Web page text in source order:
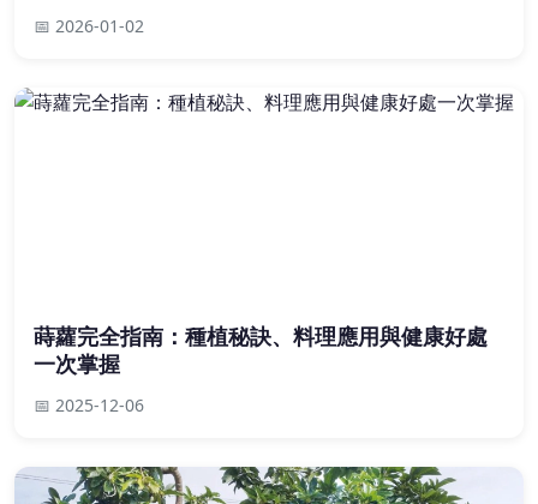
📅 2026-01-02
蒔蘿完全指南：種植秘訣、料理應用與健康好處
一次掌握
📅 2025-12-06